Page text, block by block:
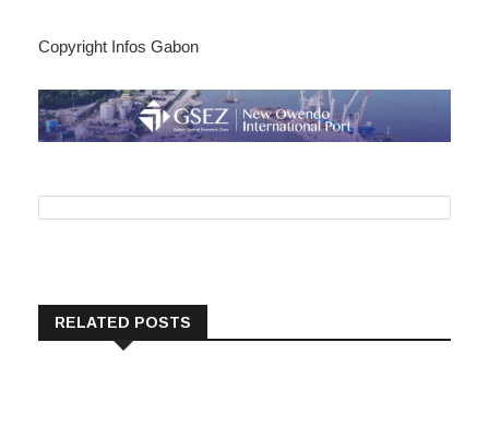
Copyright Infos Gabon
RELATED POSTS